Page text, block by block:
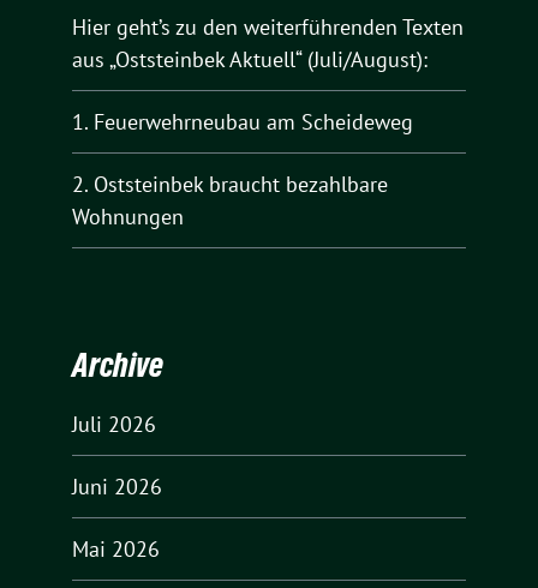
Hier geht’s zu den weiterführenden Texten
aus „Oststeinbek Aktuell“ (Juli/August):
1. Feuerwehrneubau am Scheideweg
2. Oststeinbek braucht bezahlbare
Wohnungen
Archive
Juli 2026
Juni 2026
Mai 2026